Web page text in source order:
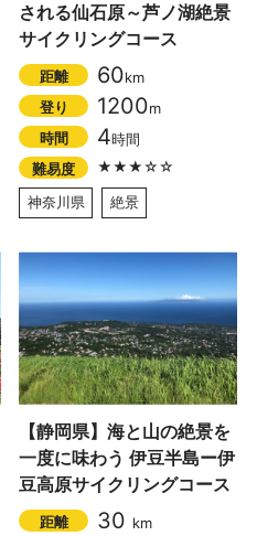
される仙石原～芦ノ湖絶景
サイクリングコース
距離 60km
登り
1200m
時間
4時間
難易度
★★★☆☆
神奈川県
絶景
【静岡県】海と山の絶景を
一度に味わう 伊豆半島ー伊
豆高原サイクリングコース
距離 30 km